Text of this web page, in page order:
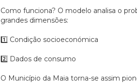
Como funciona? O modelo analisa o
grandes dimensões:
1️⃣ Condição socioeconómica
2️⃣ Dados de consumo
O Município da Maia torna-se assim